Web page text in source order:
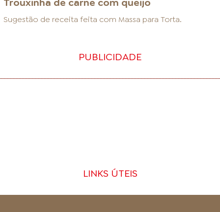
Sugestão de receita feita com Massa para Torta.
PUBLICIDADE
LINKS ÚTEIS